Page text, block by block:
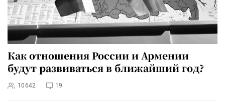
Как отношения России и Армении
будут развиваться в ближайший год?
10642 19